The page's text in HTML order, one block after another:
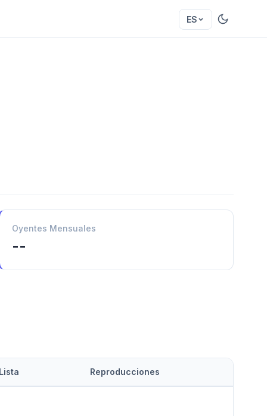
ES
Oyentes Mensuales
--
Reproducciones